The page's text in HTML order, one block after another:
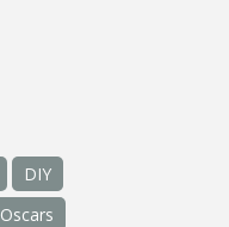
DIY
Oscars